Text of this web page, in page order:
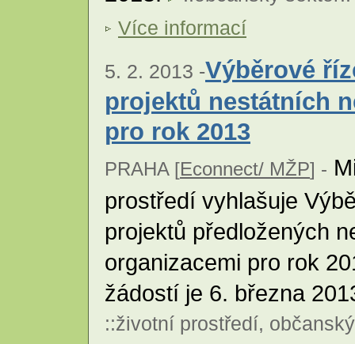
Více informací
5. 2. 2013 -Výběrové
projektů nestátních
pro rok 2013
PRAHA [Econnect/ MŽP] -
prostředí vyhlašuje
projektů předložených
organizacemi pro rok
žádostí je 6. března
::životní prostředí,